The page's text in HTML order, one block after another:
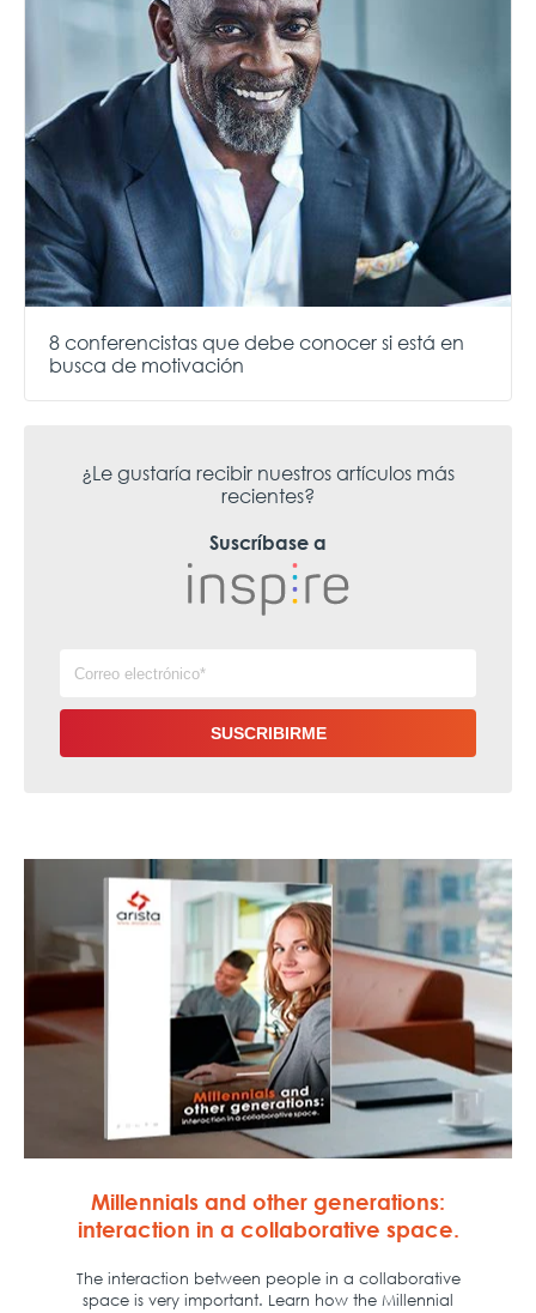
8 conferencistas que debe conocer si está en
busca de motivación
¿Le gustaría recibir nuestros artículos más
recientes?
Suscríbase a